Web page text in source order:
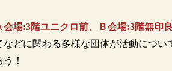
場:3階ユニクロ前、Ｂ会場:3階無印良
どに関わる多様な団体が活動につい
！